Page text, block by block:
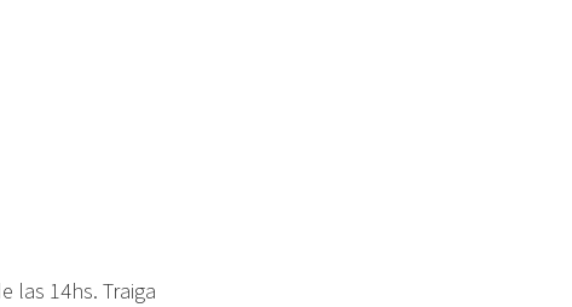
las 14hs. Traiga